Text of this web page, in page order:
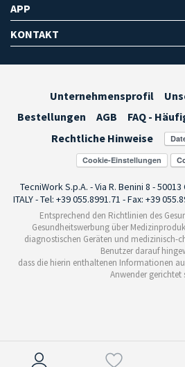
APP
KONTAKT
Unternehmensprofil
Bestellungen
AGB FAQ -
Rechtliche Hinweise
Cookie-Einstellungen
TecniWork S.p.A. - Via R. Benini 8 -
ITALY - Tel: +39 055.8991.71 - Fax: +39
Entsprechend den Richtlinien des
Gesundheitswerbung über
diagnostischen Geräten und medizinisch-
Benutzer darauf
dass die hierin enthaltenen Informationen
Anwender gerichtet